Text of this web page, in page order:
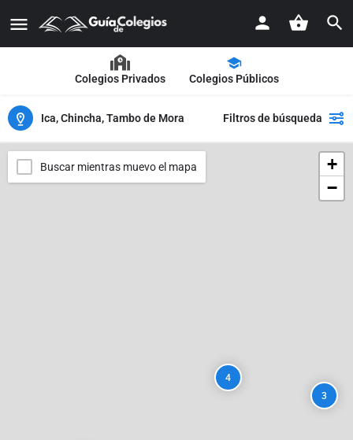
Colegios Privados Colegios Públicos
Ica, Chincha, Tambo de Mora Filtros de búsqueda
4
3
+
−
Buscar mientras muevo el mapa